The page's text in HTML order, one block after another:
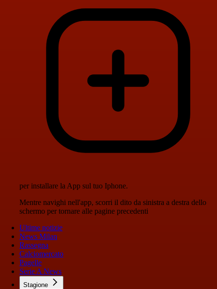
per installare la App sul tuo Iphone.
Mentre navighi nell'app, scorri il dito da sinistra a destra dello
schermo per tornare alle pagine precedenti
Ultime notizie
News Milan
Rassegna
Calciomercato
Pagelle
Serie A News
Stagione